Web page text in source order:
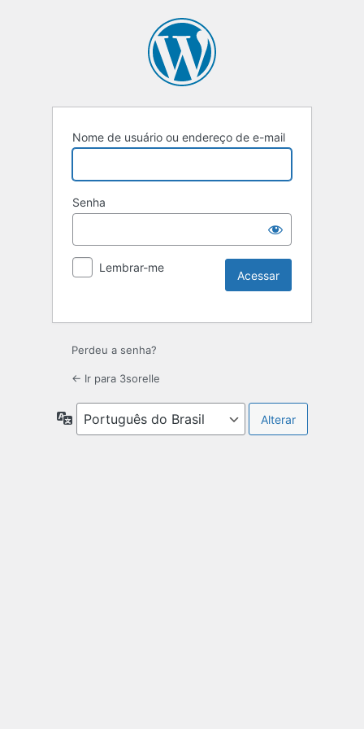
Nome de usuário ou endereço de e-mail
Senha
Lembrar-me
Perdeu a senha?
← Ir para 3sorelle
Idioma